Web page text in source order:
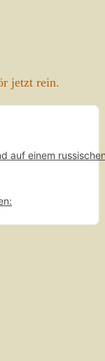
jetzt rein.
auf einem